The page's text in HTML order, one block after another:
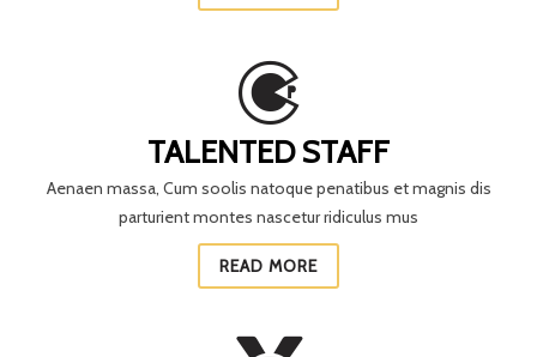
TALENTED STAFF
Aenaen massa, Cum soolis natoque penatibus et magnis dis
parturient montes nascetur ridiculus mus
READ MORE